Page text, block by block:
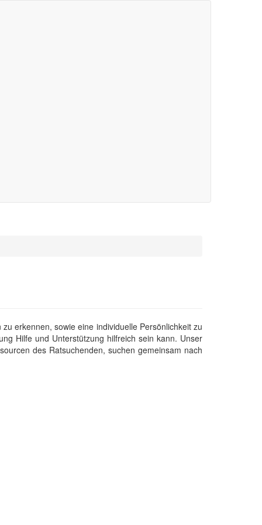
erkennen, sowie eine individuelle Persönlichkeit zu
Hilfe und Unterstützung hilfreich sein kann. Unser
des Ratsuchenden, suchen gemeinsam nach